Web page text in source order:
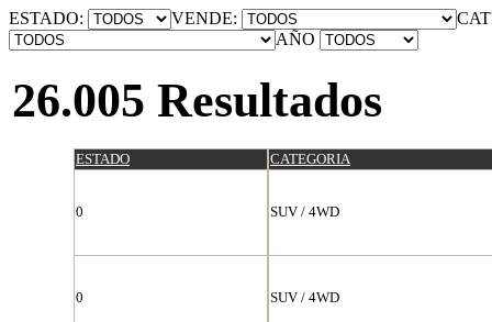
ESTADO: VENDE:
AÑO
26.005 Resultados
ESTADO CATEGORIA
0 SUV / 4WD
0 SUV / 4WD